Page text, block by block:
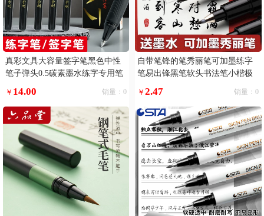
真彩文具大容量签字笔黑色中性
笔子弹头0.5碳素墨水练字专用笔
刚书法笔写字5支
￥ 14.00 销量：0
自带笔锋的笔秀丽笔可加墨练字
笔易出锋黑笔软头书法笔小楷极
￥2.47 销量：0